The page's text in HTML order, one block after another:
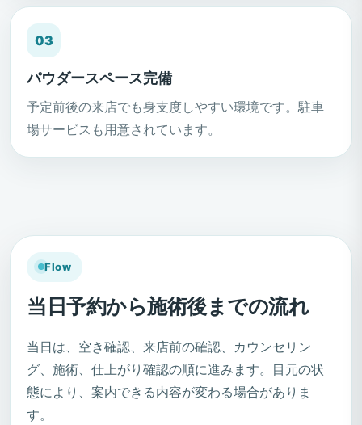
03
パウダースペース完備
予定前後の来店でも身支度しやすい環境です。駐車
場サービスも用意されています。
Flow
当日予約から施術後までの流れ
当日は、空き確認、来店前の確認、カウンセリン
グ、施術、仕上がり確認の順に進みます。目元の状
態により、案内できる内容が変わる場合がありま
す。